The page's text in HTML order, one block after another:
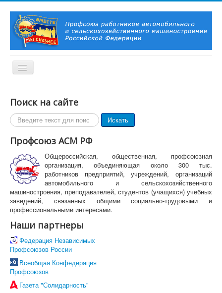
Включить/
выключить
Главная
Главная
О Профсоюзе
Председатель Профсоюза, заместители Председателя
Контакты
Символика Профсоюза
Новости и события
Профсоюзное ТВ
Актуально!
Фотогалерея
Видеоматериалы
Все для Победы
Направления работы
Охрана труда
Социально-трудовые отношения
Отраслевое соглашение по машиностроительному
комплексу РФ
Коллективно-договорная кампания
Обзор ситуации в отрасли
Поиск на сайте
Поиск
по
сайту
Искать
Профсоюз АСМ РФ
Общероссийская, общественная, профсоюзная
организация, объединяющая около 300 тыс.
работников предприятий, учреждений, организаций
автомобильного и сельскохозяйственного
машиностроения, преподавателей, студентов (учащихся) учебных
заведений, связанных общими социально-трудовыми и
профессиональными интересами.
Наши партнеры
Федерация Независимых
Профсоюзов России
Всеобщая Конфедерация
Профсоюзов
Газета "Солидарность"